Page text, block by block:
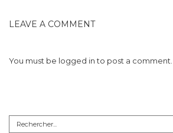
LEAVE A COMMENT
You must be logged into post a comment.
Rechercher